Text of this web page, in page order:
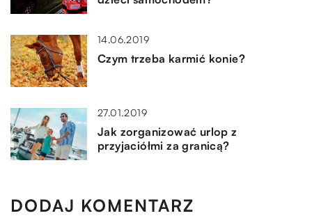
14.06.2019
Czym trzeba karmić konie?
27.01.2019
Jak zorganizować urlop z
przyjaciółmi za granicą?
DODAJ KOMENTARZ